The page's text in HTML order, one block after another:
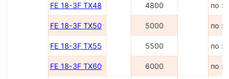
FE 18-3F TX48 4800 по
FE 18-3F TX50 5000 по
FE 18-3F TX55 5500 по
FE 18-3F TX60 6000 по